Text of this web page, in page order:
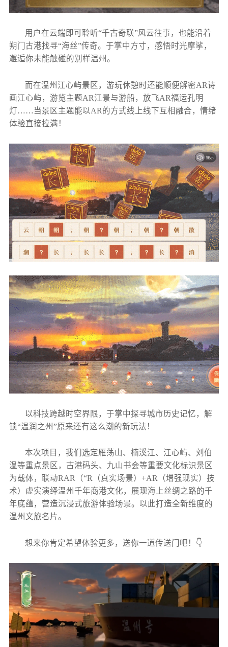
用户在云端即可聆听“千古奇联”风云往事，也能沿着
朔门古港找寻“海丝”传奇。于掌中方寸，感悟时光摩挲，
邂逅你未能触碰的别样温州。
而在温州江心屿景区，游玩休憩时还能顺便解密AR诗
画江心屿，游览主题AR江景与游船，放飞AR福运孔明
灯……当景区主题能以AR的方式线上线下互相融合，情绪
体验直接拉满！
以科技跨越时空界限，于掌中探寻城市历史记忆，解
锁“温润之州”原来还有这么潮的新玩法！
本次项目，我们选定雁荡山、楠溪江、江心屿、刘伯
温等重点景区，古港码头、九山书会等重要文化标识景区
为载体，联动RAR（“R（真实场景）+AR（增强现实）技
术）虚实演绎温州千年商港文化，展现海上丝绸之路的千
年底蕴，营造沉浸式旅游体验场景。以此打造全新维度的
温州文旅名片。
想来你肯定希望体验更多，送你一道传送门吧！👇